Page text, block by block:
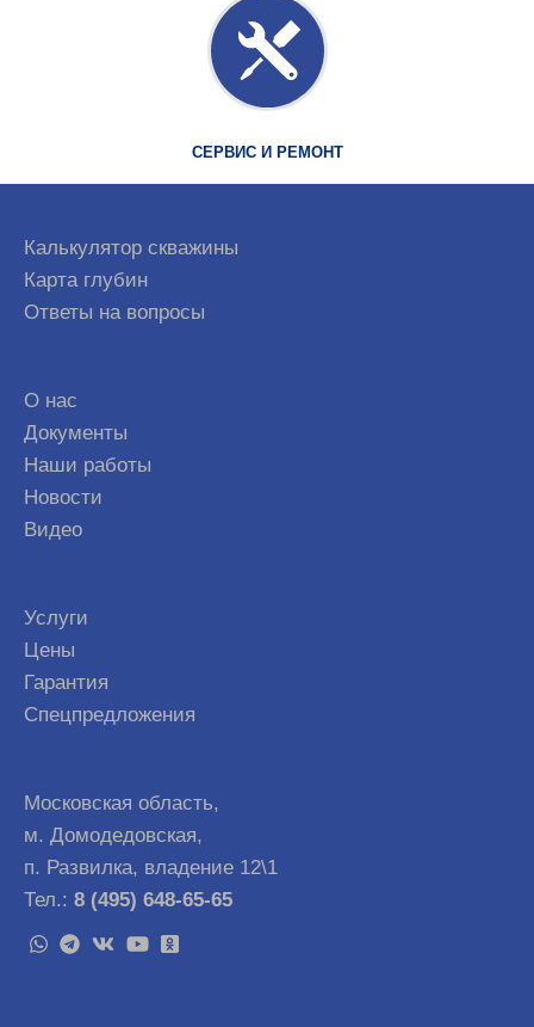
СЕРВИС И РЕМОНТ
Калькулятор скважины
Карта глубин
Ответы на вопросы
О нас
Документы
Наши работы
Новости
Видео
Услуги
Цены
Гарантия
Спецпредложения
Московская область,
м. Домодедовская,
п. Развилка, владение 12\1
Тел.: 8 (495) 648-65-65